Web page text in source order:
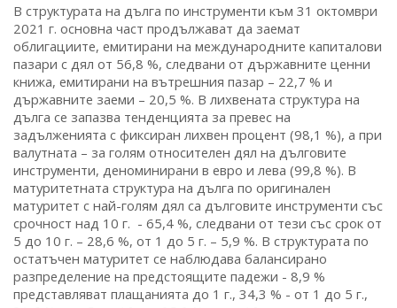
В структурата на дълга по инструменти към 31 октомври
2021 г. основна част продължават да заемат
облигациите, емитирани на международните капиталови
пазари с дял от 56,8 %, следвани от държавните ценни
книжа, емитирани на вътрешния пазар – 22,7 % и
държавните заеми – 20,5 %. В лихвената структура на
дълга се запазва тенденцията за превес на
задълженията с фиксиран лихвен процент (98,1 %), а при
валутната – за голям относителен дял на дълговите
инструменти, деноминирани в евро и лева (99,8 %). В
матуритетната структура на дълга по оригинален
матуритет с най-голям дял са дълговите инструменти със
срочност над 10 г. - 65,4 %, следвани от тези със срок от
5 до 10 г. – 28,6 %, от 1 до 5 г. – 5,9 %. В структурата по
остатъчен матуритет се наблюдава балансирано
разпределение на предстоящите падежи - 8,9 %
представляват плащанията до 1 г., 34,3 % - от 1 до 5 г.,